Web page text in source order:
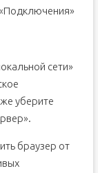
сети»
уберите
браузер от